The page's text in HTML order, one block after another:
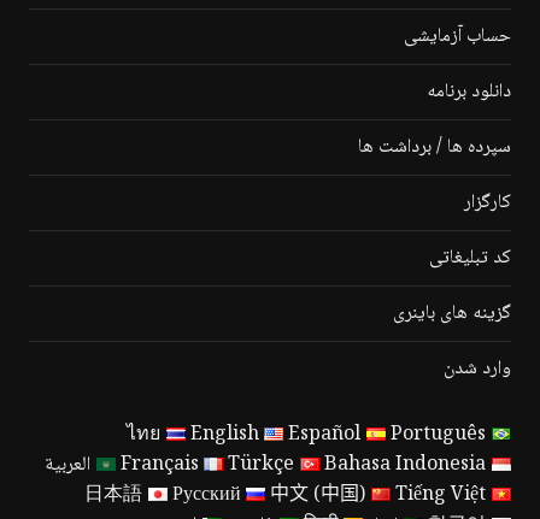
حساب آزمایشی
دانلود برنامه
سپرده ها / برداشت ها
کارگزار
کد تبلیغاتی
گزینه های باینری
وارد شدن
Português
Español
English
ไทย
Bahasa Indonesia
Türkçe
Français
العربية
Tiếng Việt
中文 (中国)
Русский
日本語